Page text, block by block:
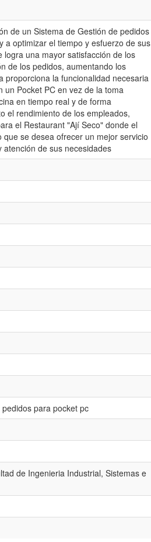
de un Sistema de Gestión de pedidos
a optimizar el tiempo y esfuerzo de sus
una mayor satisfacción de los
de los pedidos, aumentando los
proporciona la funcionalidad necesaria
un Pocket PC en vez de la toma
en tiempo real y de forma
el rendimiento de los empleados,
el Restaurant "Ají Seco" donde el
se desea ofrecer un mejor servicio
de sus necesidades
para pocket pc
de Ingenieria Industrial, Sistemas e